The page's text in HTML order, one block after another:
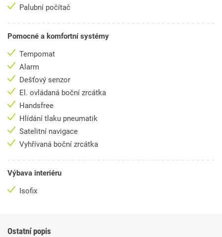
Palubní počítač
Pomocné a komfortní systémy
Tempomat
Alarm
Dešťový senzor
El. ovládaná boční zrcátka
Handsfree
Hlídání tlaku pneumatik
Satelitní navigace
Vyhřívaná boční zrcátka
Výbava interiéru
Isofix
Ostatní popis